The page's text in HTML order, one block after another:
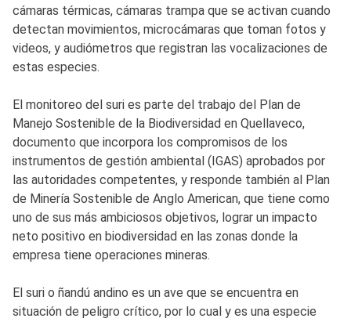
cámaras térmicas, cámaras trampa que se activan cuando
detectan movimientos, microcámaras que toman fotos y
videos, y audiómetros que registran las vocalizaciones de
estas especies.
El monitoreo del suri es parte del trabajo del Plan de
Manejo Sostenible de la Biodiversidad en Quellaveco,
documento que incorpora los compromisos de los
instrumentos de gestión ambiental (IGAS) aprobados por
las autoridades competentes, y responde también al Plan
de Minería Sostenible de Anglo American, que tiene como
uno de sus más ambiciosos objetivos, lograr un impacto
neto positivo en biodiversidad en las zonas donde la
empresa tiene operaciones mineras.
El suri o ñandú andino es un ave que se encuentra en
situación de peligro crítico, por lo cual y es una especie